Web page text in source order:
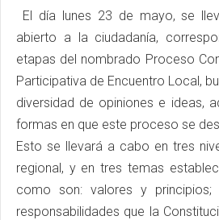
El día lunes 23 de mayo, se
abierto a la ciudadanía,
etapas del nombrado Proceso
Participativa de Encuentro Local,
diversidad de opiniones e ideas,
formas en que este proceso se
Esto se llevará a cabo en tres
regional, y en tres temas
como son: valores y principios;
responsabilidades que la